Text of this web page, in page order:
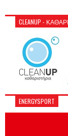
CLEANUP -
ENERGYSPORT